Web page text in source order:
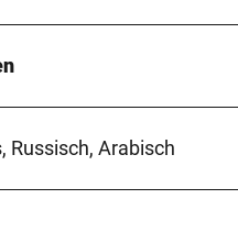
Russisch, Arabisch